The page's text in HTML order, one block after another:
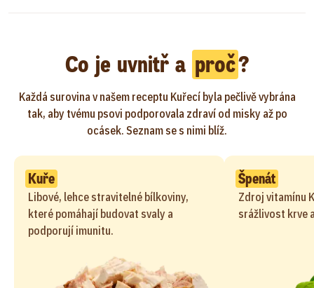
Co je uvnitř a proč?
Každá surovina v našem receptu Kuřecí byla pečlivě vybrána
tak, aby tvému psovi podporovala zdraví od misky až po
ocásek. Seznam se s nimi blíž.
Kuře
Libové, lehce stravitelné bílkoviny,
které pomáhají budovat svaly a
podporují imunitu.
Špenát
Zdroj vitamínu
srážlivost krve